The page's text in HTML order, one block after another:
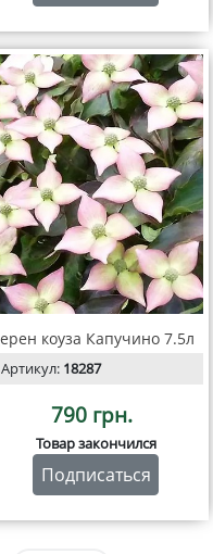
коуза Капучино 7.5л
Артикул: 18287
790 грн.
Товар закончился
Подписаться